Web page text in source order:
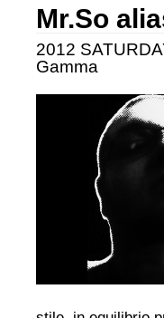
Mr.So
2012
Gamma